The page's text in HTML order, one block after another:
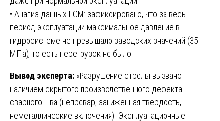
• Анализ данных ECM: зафиксировано, что за весь
период эксплуатации максимальное давление в
гидросистеме не превышало заводских значений (35
МПа), то есть перегрузок не было.
Вывод эксперта: «Разрушение стрелы вызвано
наличием скрытого производственного дефекта
сварного шва (непровар, заниженная твёрдость,
неметаллические включения). Эксплуатационные